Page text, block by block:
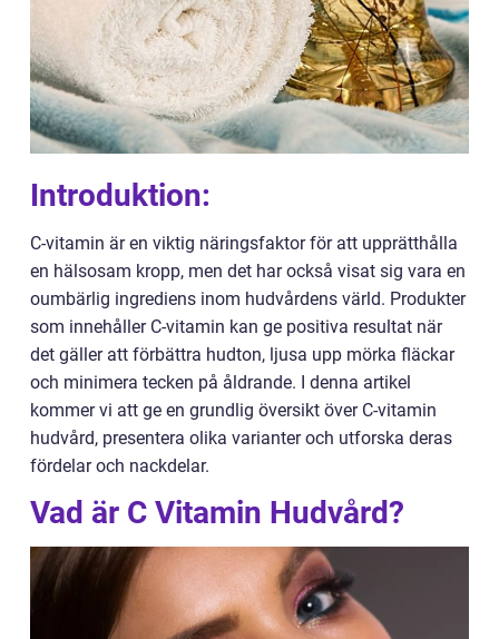
Introduktion:
C-vitamin är en viktig näringsfaktor för att upprätthålla
en hälsosam kropp, men det har också visat sig vara en
oumbärlig ingrediens inom hudvårdens värld. Produkter
som innehåller C-vitamin kan ge positiva resultat när
det gäller att förbättra hudton, ljusa upp mörka fläckar
och minimera tecken på åldrande. I denna artikel
kommer vi att ge en grundlig översikt över C-vitamin
hudvård, presentera olika varianter och utforska deras
fördelar och nackdelar.
Vad är C Vitamin Hudvård?